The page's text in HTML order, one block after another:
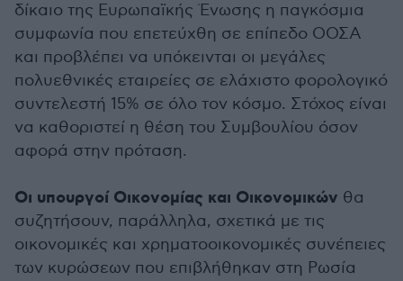
δίκαιο της Ευρωπαϊκής Ένωσης η παγκόσμια
συμφωνία που επετεύχθη σε επίπεδο ΟΟΣΑ
και προβλέπει να υπόκεινται οι μεγάλες
πολυεθνικές εταιρείες σε ελάχιστο φορολογικό
συντελεστή 15% σε όλο τον κόσμο. Στόχος είναι
να καθοριστεί η θέση του Συμβουλίου όσον
αφορά στην πρόταση.
Οι υπουργοί Οικονομίας και Οικονομικών θα
συζητήσουν, παράλληλα, σχετικά με τις
οικονομικές και χρηματοοικονομικές συνέπειες
των κυρώσεων που επιβλήθηκαν στη Ρωσία